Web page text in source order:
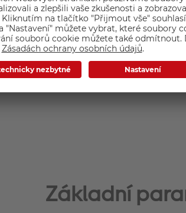
pro bezzrcadlovky řady Nikon Z
Základní